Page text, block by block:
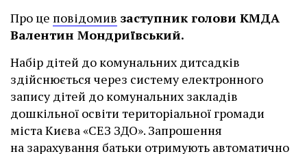
Про це повідомив заступник голови КМДА
Валентин Мондриївський.
Набір дітей до комунальних дитсадків
здійснюється через систему електронного
запису дітей до комунальних закладів
дошкільної освіти територіальної громади
міста Києва «СЕЗ ЗДО». Запрошення
на зарахування батьки отримують автоматично